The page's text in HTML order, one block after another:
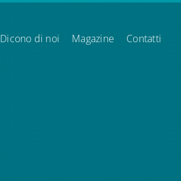
Dicono di noi Magazine Contatti